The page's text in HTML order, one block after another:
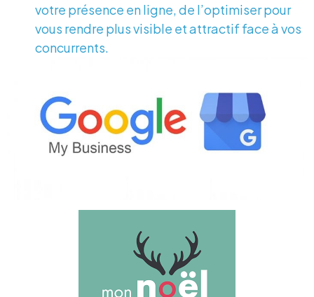
votre présence en ligne, de l’optimiser pour
vous rendre plus visible et attractif face à vos
concurrents.